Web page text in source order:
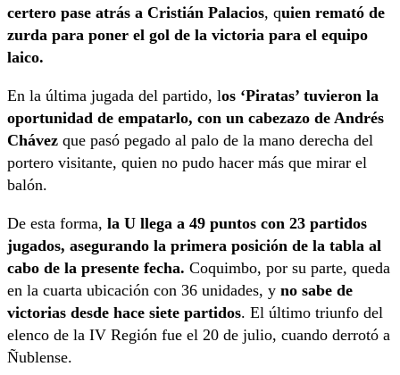
certero pase atrás a Cristián Palacios, quien remató de
zurda para poner el gol de la victoria para el equipo
laico.
En la última jugada del partido, los ‘Piratas’ tuvieron la
oportunidad de empatarlo, con un cabezazo de Andrés
Chávez que pasó pegado al palo de la mano derecha del
portero visitante, quien no pudo hacer más que mirar el
balón.
De esta forma, la U llega a 49 puntos con 23 partidos
jugados, asegurando la primera posición de la tabla al
cabo de la presente fecha. Coquimbo, por su parte, queda
en la cuarta ubicación con 36 unidades, y no sabe de
victorias desde hace siete partidos. El último triunfo del
elenco de la IV Región fue el 20 de julio, cuando derrotó a
Ñublense.